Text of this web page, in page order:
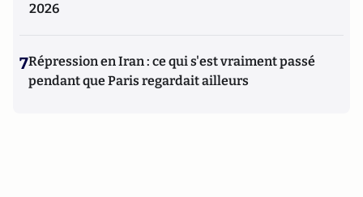
2026
7Répression en Iran : ce qui s'est vraiment passé
pendant que Paris regardait ailleurs